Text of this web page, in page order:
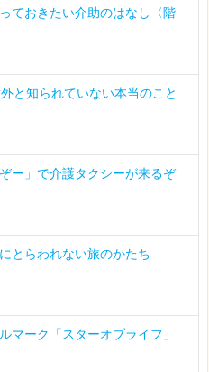
ておきたい介助のはなし〈階
と知られていない本当のこと
ー」で介護タクシーが来るぞ
とらわれない旅のかたち
マーク「スターオブライフ」